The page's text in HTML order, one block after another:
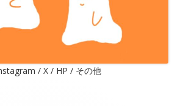
/ X / HP / その他